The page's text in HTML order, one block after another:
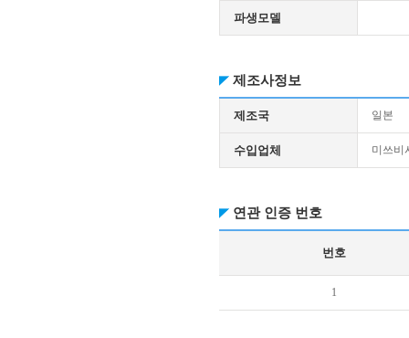
파생모델
제조사정보
제조국 일본
수입업체 미쓰비
연관 인증 번호
번호
1